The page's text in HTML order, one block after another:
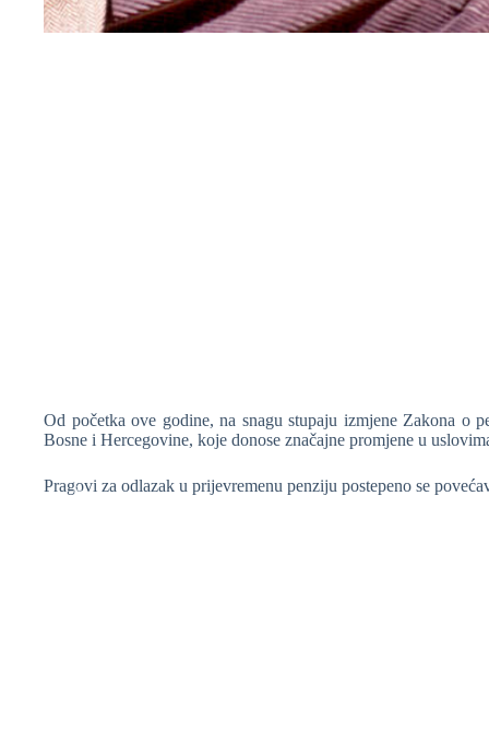
Od početka ove godine, na snagu stupaju izmjene Zakona o
Bosne i Hercegovine, koje donose značajne promjene u
Pragovi za odlazak u prijevremenu penziju postepeno se
❆
❆